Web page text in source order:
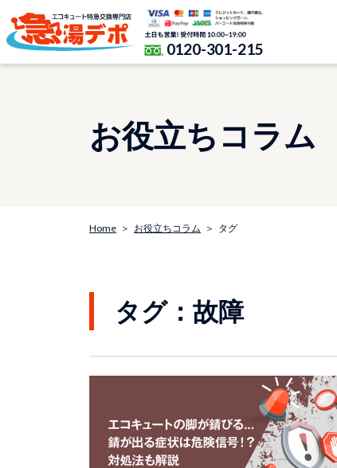
0120-301-215
お役立ちコラム
Home お役立ちコラム タグ
タグ：故障